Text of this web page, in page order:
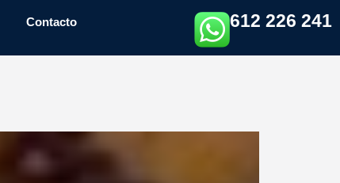
Contacto 612 226 241